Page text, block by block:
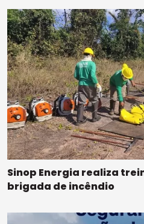
Sinop Energia realiza
brigada de incêndio